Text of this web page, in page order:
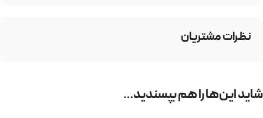
نظرات مشتریان
شاید این‌ها را هم بپسندید…